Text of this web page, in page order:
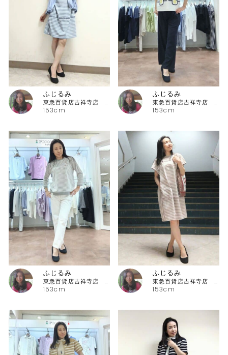
153cm
ふじるみ
東急百貨店吉祥寺店 ピッコーネ
153cm
ふじるみ
東急百貨店吉祥寺店 ピッコーネ
153cm
ふじるみ
東急百貨店吉祥寺店 ピッコーネ
153cm
ふじるみ
東急百貨店吉祥寺店 ピッコーネ